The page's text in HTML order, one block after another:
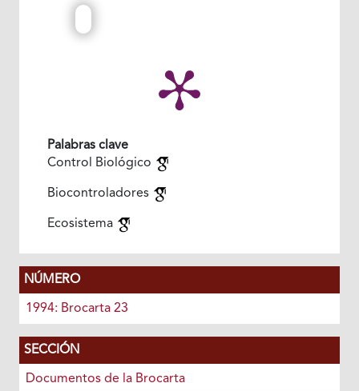
Palabras clave
Control Biológico
Biocontroladores
Ecosistema
NÚMERO
1994: Brocarta 23
SECCIÓN
Documentos de la Brocarta